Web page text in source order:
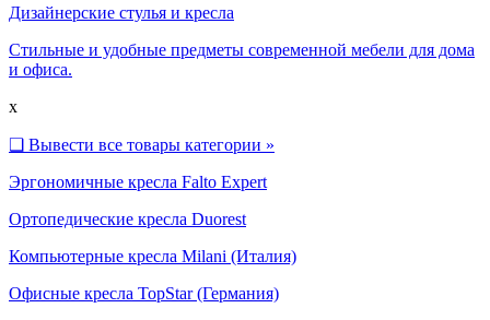
Дизайнерские стулья и кресла
Стильные и удобные предметы современной мебели для дома
и офиса.
x
❑ Вывести все товары категории »
Эргономичные кресла Falto Expert
Ортопедические кресла Duorest
Компьютерные кресла Milani (Италия)
Офисные кресла TopStar (Германия)